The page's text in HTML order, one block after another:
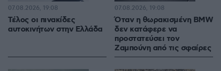
Τέλος οι πινακίδες
αυτοκινήτων στην Ελλάδα
07.08.2026, 19:08
Όταν η θωρακισμένη BMW
δεν κατάφερε να
προστατεύσει τον
Ζαμπούνη από τις σφαίρες
07.08.2026, 19:08